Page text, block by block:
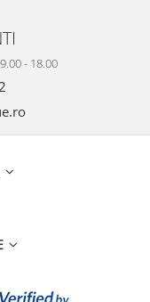
- 18.00